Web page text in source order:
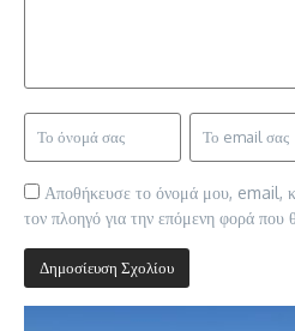
Αποθήκευσε το όνομά μου, email,
τον πλοηγό για την επόμενη φορά που